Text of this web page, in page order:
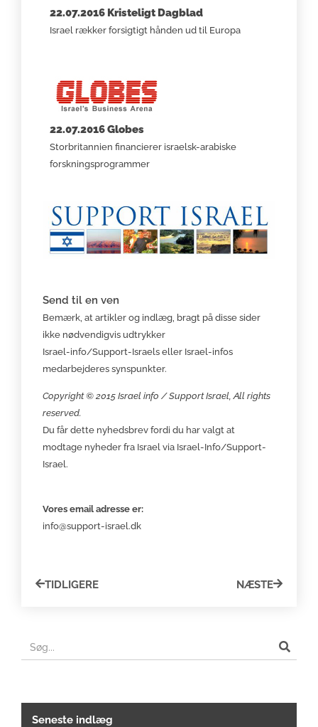
22.07.2016 Kristeligt Dagblad
Israel rækker forsigtigt hånden ud til Europa
22.07.2016 Globes
Storbritannien financierer israelsk-arabiske
forskningsprogrammer
Send til en ven
Bemærk, at artikler og indlæg, bragt på disse sider
ikke nødvendigvis udtrykker
Israel-info/Support-Israels eller Israel-infos
medarbejderes synspunkter.
Copyright © 2015 Israel info / Support Israel, All rights
reserved.
Du får dette nyhedsbrev fordi du har valgt at
modtage nyheder fra Israel via Israel-Info/Support-
Israel.
Vores email adresse er:
info@support-israel.dk
TIDLIGERE NÆSTE
Seneste indlæg